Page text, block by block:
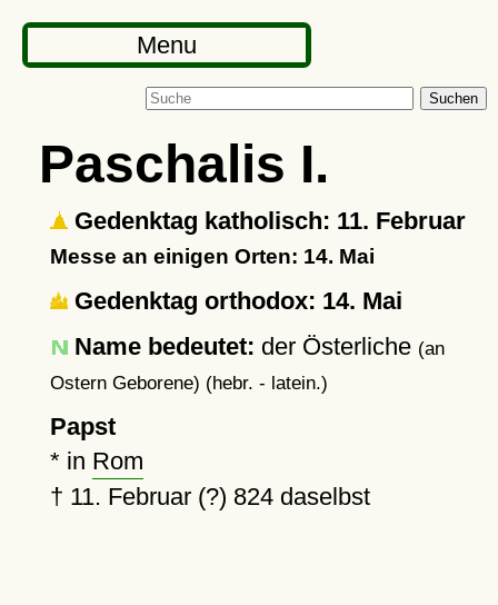
Menu
Suchen
Paschalis I.
Gedenktag katholisch: 11. Februar
Messe an einigen Orten: 14. Mai
Gedenktag orthodox: 14. Mai
Name bedeutet: der Österliche (an
Ostern Geborene) (hebr. - latein.)
Papst
* in Rom
† 11. Februar (?) 824daselbst